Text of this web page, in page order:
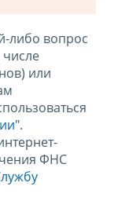
либо вопрос
или
.
ФНС